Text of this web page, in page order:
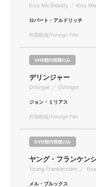
Kiss Me Deadly ／ Kiss
ロバート・アルドリッチ
外国映画/Foreign Film
VHS館内視聴のみ
デリンジャー
Dillinger ／ Dillinger
ジョン・ミリアス
外国映画/Foreign Film
DVD館内視聴のみ
ヤング・フランケン
Young Frankenstein ／
メル・ブルックス